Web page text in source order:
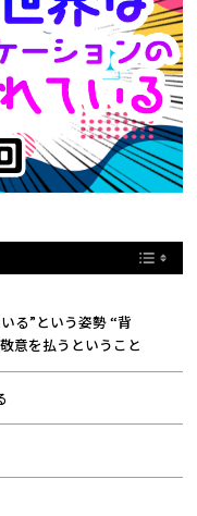
る”という姿勢 “背
意を払うということ